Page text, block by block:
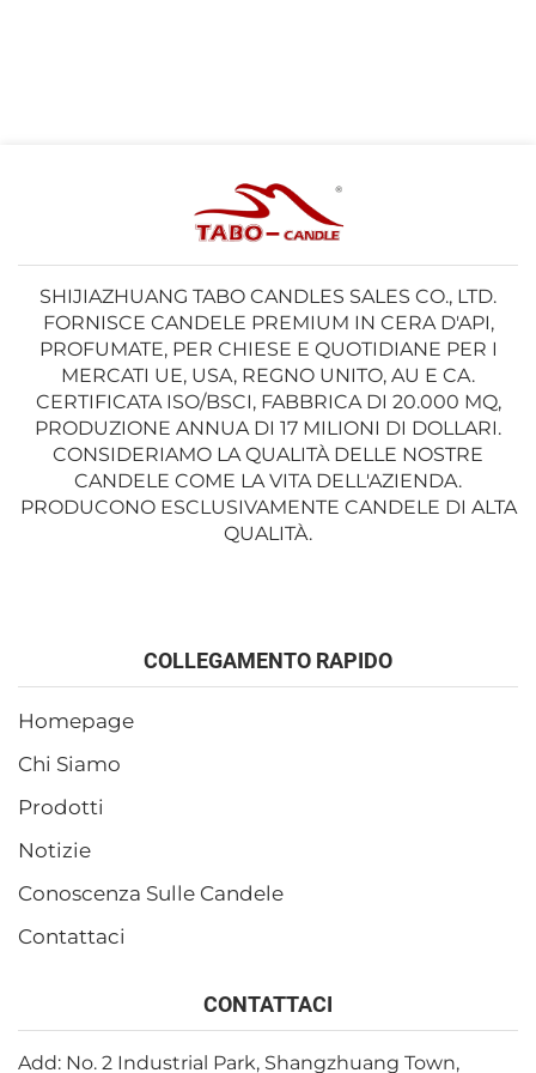
SHIJIAZHUANG TABO CANDLES SALES CO., LTD.
FORNISCE CANDELE PREMIUM IN CERA D'API,
PROFUMATE, PER CHIESE E QUOTIDIANE PER I
MERCATI UE, USA, REGNO UNITO, AU E CA.
CERTIFICATA ISO/BSCI, FABBRICA DI 20.000 MQ,
PRODUZIONE ANNUA DI 17 MILIONI DI DOLLARI.
CONSIDERIAMO LA QUALITÀ DELLE NOSTRE
CANDELE COME LA VITA DELL'AZIENDA.
PRODUCONO ESCLUSIVAMENTE CANDELE DI ALTA
QUALITÀ.
COLLEGAMENTO RAPIDO
Homepage
Chi Siamo
Prodotti
Notizie
Conoscenza Sulle Candele
Contattaci
CONTATTACI
Add: No. 2 Industrial Park, Shangzhuang Town,